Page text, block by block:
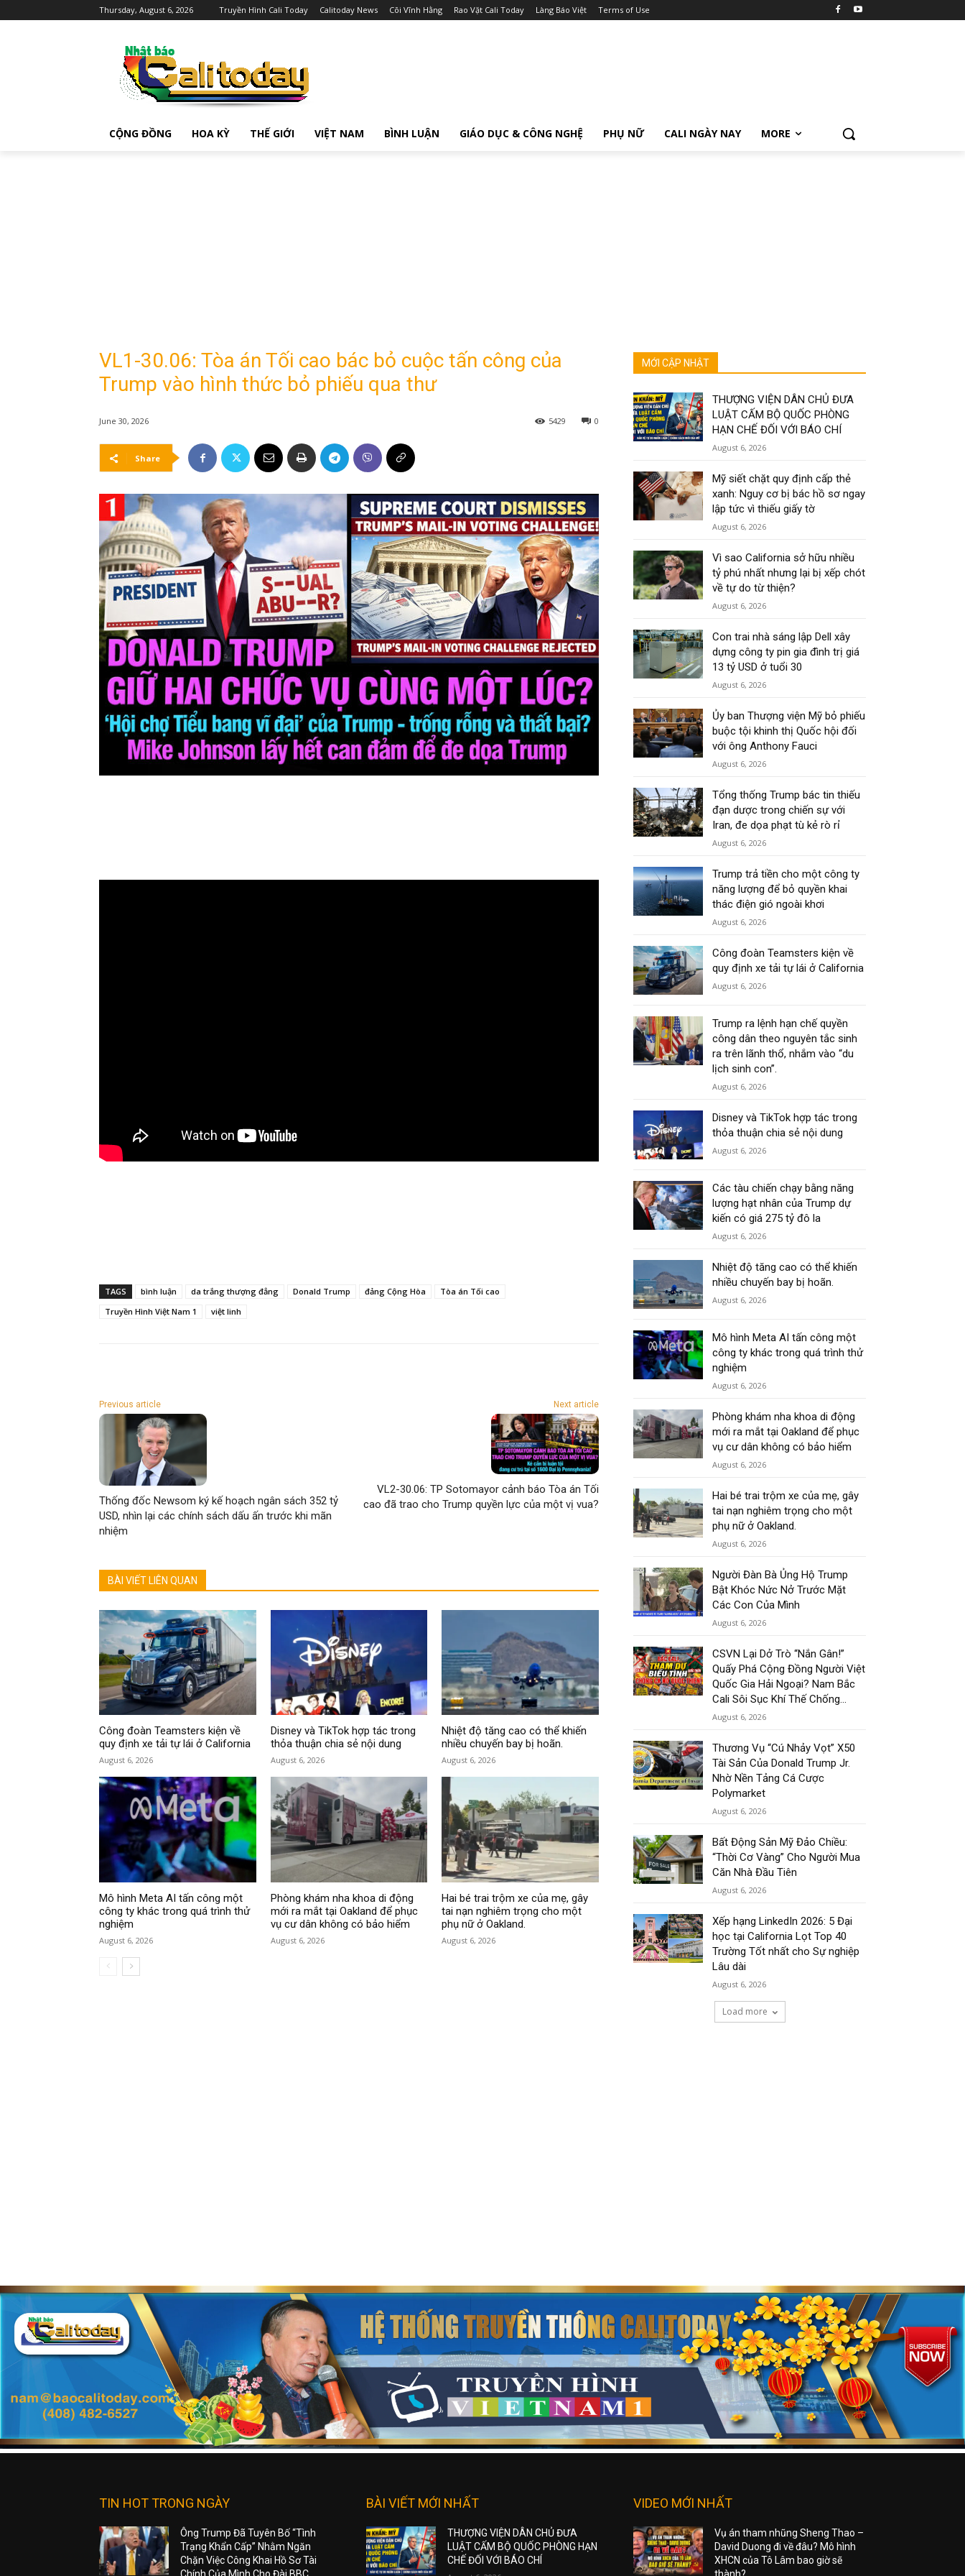
Thursday, August 6, 2026 Truyền Hình Cali Today Calitoday News Cõi Vĩnh Hằng Rao Vặt Cali Today Làng Báo Việt Terms of Use
CỘNG ĐỒNG HOA KỲ THẾ GIỚI VIỆT NAM BÌNH LUẬN GIÁO DỤC & CÔNG NGHỆ PHỤ NỮ CALI NGÀY NAY MORE
VL1-30.06: Tòa án Tối cao bác bỏ cuộc tấn công của
Trump vào hình thức bỏ phiếu qua thư
June 30, 2026 0
5429
Share
TAGS bình luận da trắng thượng đẳng Donald Trump đảng Cộng Hòa
Tòa án Tối cao
Truyền Hình Việt Nam 1
việt linh
Previous article
Thống đốc Newsom ký kế hoạch ngân sách 352 tỷ
USD, nhìn lại các chính sách dấu ấn trước khi mãn
nhiệm
Next article
VL2-30.06: TP Sotomayor cảnh báo Tòa án Tối
cao đã trao cho Trump quyền lực của một vị vua?
BÀI VIẾT LIÊN QUAN
Công đoàn Teamsters kiện về
quy định xe tải tự lái ở California
August 6, 2026
Disney và TikTok hợp tác trong
thỏa thuận chia sẻ nội dung
August 6, 2026
Nhiệt độ tăng cao có thể khiến
nhiều chuyến bay bị hoãn.
August 6, 2026
Mô hình Meta AI tấn công một
công ty khác trong quá trình thử
nghiệm
August 6, 2026
Phòng khám nha khoa di động
mới ra mắt tại Oakland để phục
vụ cư dân không có bảo hiểm
August 6, 2026
Hai bé trai trộm xe của mẹ, gây
tai nạn nghiêm trọng cho một
phụ nữ ở Oakland.
August 6, 2026
MỚI CẬP NHẬT
THƯỢNG VIỆN DÂN CHỦ ĐƯA
LUẬT CẤM BỘ QUỐC PHÒNG
HẠN CHẾ ĐỐI VỚI BÁO CHÍ
August 6, 2026
Mỹ siết chặt quy định cấp thẻ
xanh: Nguy cơ bị bác hồ sơ ngay
lập tức vì thiếu giấy tờ
August 6, 2026
Vì sao California sở hữu nhiều
tỷ phú nhất nhưng lại bị xếp chót
về tự do từ thiện?
August 6, 2026
Con trai nhà sáng lập Dell xây
dựng công ty pin gia đình trị giá
13 tỷ USD ở tuổi 30
August 6, 2026
Ủy ban Thượng viện Mỹ bỏ phiếu
buộc tội khinh thị Quốc hội đối
với ông Anthony Fauci
August 6, 2026
Tổng thống Trump bác tin thiếu
đạn dược trong chiến sự với
Iran, đe dọa phạt tù kẻ rò rỉ
August 6, 2026
Trump trả tiền cho một công ty
năng lượng để bỏ quyền khai
thác điện gió ngoài khơi
August 6, 2026
Công đoàn Teamsters kiện về
quy định xe tải tự lái ở California
August 6, 2026
Trump ra lệnh hạn chế quyền
công dân theo nguyên tắc sinh
ra trên lãnh thổ, nhắm vào “du
lịch sinh con”.
August 6, 2026
Disney và TikTok hợp tác trong
thỏa thuận chia sẻ nội dung
August 6, 2026
Các tàu chiến chạy bằng năng
lượng hạt nhân của Trump dự
kiến có giá 275 tỷ đô la
August 6, 2026
Nhiệt độ tăng cao có thể khiến
nhiều chuyến bay bị hoãn.
August 6, 2026
Mô hình Meta AI tấn công một
công ty khác trong quá trình thử
nghiệm
August 6, 2026
Phòng khám nha khoa di động
mới ra mắt tại Oakland để phục
vụ cư dân không có bảo hiểm
August 6, 2026
Hai bé trai trộm xe của mẹ, gây
tai nạn nghiêm trọng cho một
phụ nữ ở Oakland.
August 6, 2026
Người Đàn Bà Ủng Hộ Trump
Bật Khóc Nức Nở Trước Mặt
Các Con Của Mình
August 6, 2026
CSVN Lại Dở Trò “Nắn Gân!”
Quấy Phá Cộng Đồng Người Việt
Quốc Gia Hải Ngoại? Nam Bắc
Cali Sôi Sục Khí Thế Chống...
August 6, 2026
Thương Vụ “Cú Nhảy Vọt” X50
Tài Sản Của Donald Trump Jr.
Nhờ Nền Tảng Cá Cược
Polymarket
August 6, 2026
Bất Động Sản Mỹ Đảo Chiều:
“Thời Cơ Vàng” Cho Người Mua
Căn Nhà Đầu Tiên
August 6, 2026
Xếp hạng LinkedIn 2026: 5 Đại
học tại California Lọt Top 40
Trường Tốt nhất cho Sự nghiệp
Lâu dài
August 6, 2026
Load more
TIN HOT TRONG NGÀY
Ông Trump Đã Tuyên Bố “Tình
Trạng Khẩn Cấp” Nhằm Ngăn
Chặn Việc Công Khai Hồ Sơ Tài
BÀI VIẾT MỚI NHẤT
THƯỢNG VIỆN DÂN CHỦ ĐƯA
LUẬT CẤM BỘ QUỐC PHÒNG HẠN
CHẾ ĐỐI VỚI BÁO CHÍ
VIDEO MỚI NHẤT
Vụ án tham nhũng Sheng Thao –
David Duong đi về đâu? Mô hình
XHCN của Tô Lâm bao giờ sẽ